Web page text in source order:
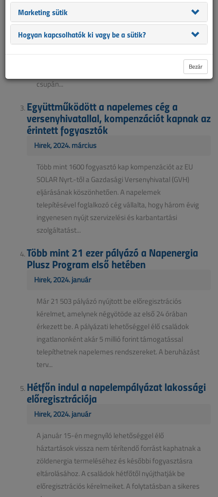
A közérdekű adatigénylésre adott minisztériumi
válaszból kiderült, hogy a 34 089 pályázatból ez idáig
2564 db projekt záróelszámolása történt meg, ebből
csupán...
Együttműködött a napelemes cég a
versenyhivatallal, kompenzációt kapnak az
érintett fogyasztók
Hírek, 2024. március
Több mint 1600 fogyasztó kap kompenzációt az EU
SOLAR Nyrt.-től a Gazdasági Versenyhivatal (GVH)
eljárásának köszönhetően. A napelemek
telepítésével foglalkozó cég vállalta, hogy három évig
ingyenesen nyújt szervizelési és karbantartási
szolgáltatást...
Több mint 21 ezer pályázó a Napenergia
Plusz Program első hetében
Hírek, 2024. január
Már 21 503 pályázó nyújtott be előregisztrációs
kérelmet, amelynek négyötöde az első 24 órában
érkezett be. A pályázati lehetőséggel élő családok
ingatlanonként akár 5 millió forint támogatással
telepíthetnek napelemes rendszereket. A beruházást
terv...
Hétfőn indul a napelempályázat lakossági
előregisztrációja
Hírek, 2024. január
A január 15-én megnyíló lehetőséggel élő
háztartások vissza nem térítendő forrást kaphatnak a
zöldenergia termeléséhez és későbbi fogyasztásra
eltárolásához. A családok hétfőtől nyújthatják be
előregisztrációs kérelmeiket. A folytatásban a sikeres
Marketing sütik
Hogyan kapcsolhatók ki vagy be a sütik?
Bezár